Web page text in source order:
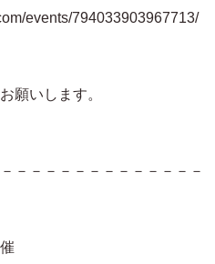
events/794033903967713/
願いします。
－－－－－－－－－－－－－